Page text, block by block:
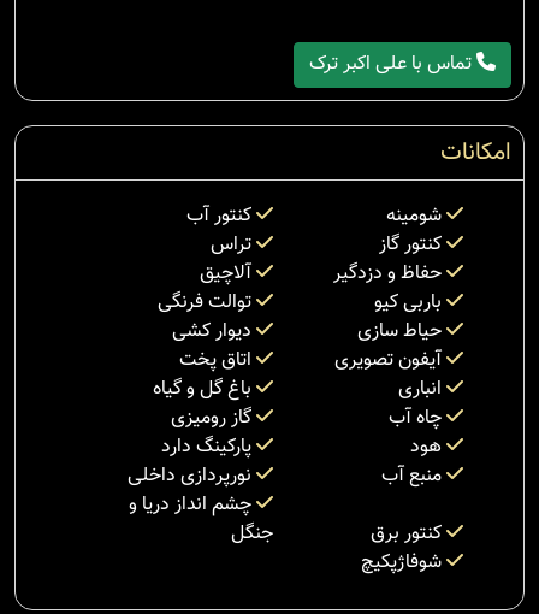
تماس با علی اکبر ترک
امکانات
شومینه
کنتور آب
کنتور گاز
تراس
حفاظ و دزدگیر
آلاچیق
باربی کیو
توالت فرنگی
حیاط سازی
دیوار کشی
آیفون تصویری
اتاق پخت
انباری
باغ گل و گیاه
چاه آب
گاز رومیزی
هود
پارکینگ دارد
منبع آب
نورپردازی داخلی
کنتور برق
چشم انداز دریا و
جنگل
شوفاژپکیچ